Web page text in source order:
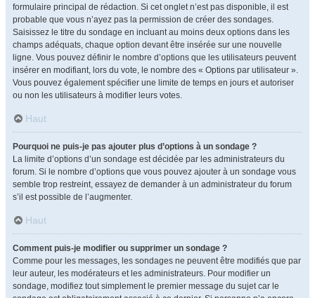
formulaire principal de rédaction. Si cet onglet n’est pas disponible, il est
probable que vous n’ayez pas la permission de créer des sondages.
Saisissez le titre du sondage en incluant au moins deux options dans les
champs adéquats, chaque option devant être insérée sur une nouvelle
ligne. Vous pouvez définir le nombre d’options que les utilisateurs peuvent
insérer en modifiant, lors du vote, le nombre des « Options par utilisateur ».
Vous pouvez également spécifier une limite de temps en jours et autoriser
ou non les utilisateurs à modifier leurs votes.
Haut
Pourquoi ne puis-je pas ajouter plus d’options à un sondage ?
La limite d’options d’un sondage est décidée par les administrateurs du
forum. Si le nombre d’options que vous pouvez ajouter à un sondage vous
semble trop restreint, essayez de demander à un administrateur du forum
s’il est possible de l’augmenter.
Haut
Comment puis-je modifier ou supprimer un sondage ?
Comme pour les messages, les sondages ne peuvent être modifiés que par
leur auteur, les modérateurs et les administrateurs. Pour modifier un
sondage, modifiez tout simplement le premier message du sujet car le